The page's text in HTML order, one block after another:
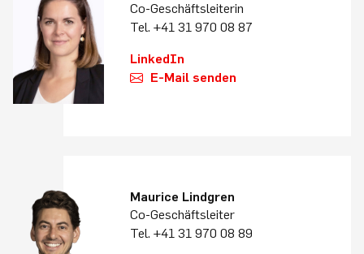
Co-Geschäftsleiterin
Tel. +41 31 970 08 87
LinkedIn
E-Mail senden
Maurice Lindgren
Co-Geschäftsleiter
Tel. +41 31 970 08 89